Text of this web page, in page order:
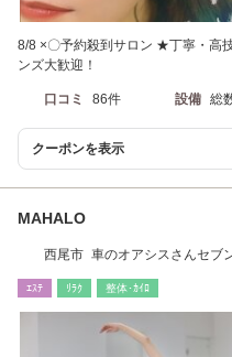
8/8 ×〇予約殺到サロン ★丁寧・高
ンズ大歓迎！
口コミ 86件 設備 総
クーポンを表示
MAHALO
西尾市 車のオアシスさんセブ
ｴｽﾃ ﾘﾗｸ 整体･ｶｲﾛ